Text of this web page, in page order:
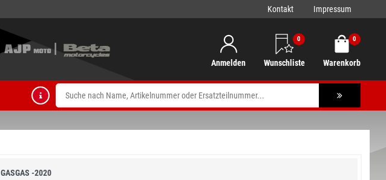
Kontakt Impressum
Anmelden
0
Wunschliste
0
Warenkorb
GASGAS -2020